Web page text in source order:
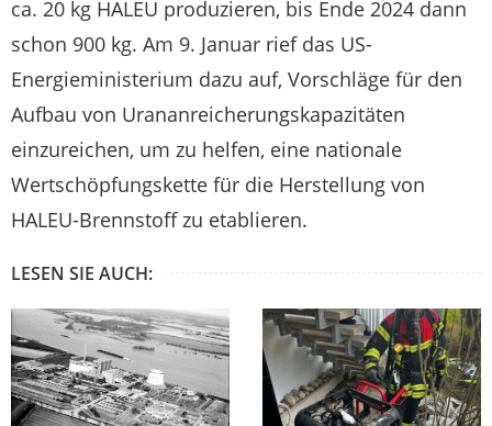
ca. 20 kg HALEU produzieren, bis Ende 2024 dann
schon 900 kg. Am 9. Januar rief das US-
Energieministerium dazu auf, Vorschläge für den
Aufbau von Urananreicherungskapazitäten
einzureichen, um zu helfen, eine nationale
Wertschöpfungskette für die Herstellung von
HALEU-Brennstoff zu etablieren.
LESEN SIE AUCH: